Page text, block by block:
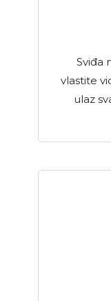
Sviđa
vlastite
ulaz